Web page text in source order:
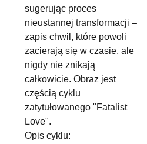
sugerując proces
nieustannej transformacji –
zapis chwil, które powoli
zacierają się w czasie, ale
nigdy nie znikają
całkowicie. Obraz jest
częścią cyklu
zatytułowanego "Fatalist
Love".
Opis cyklu: